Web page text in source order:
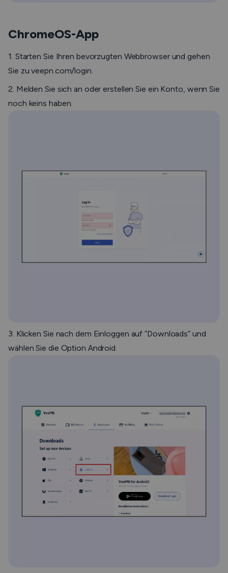
ChromeOS-App
1. Starten Sie Ihren bevorzugten Webbrowser und gehen
Sie zu veepn.com/login.
2. Melden Sie sich an oder erstellen Sie ein Konto, wenn Sie
noch keins haben.
3. Klicken Sie nach dem Einloggen auf “Downloads” und
wählen Sie die Option Android.